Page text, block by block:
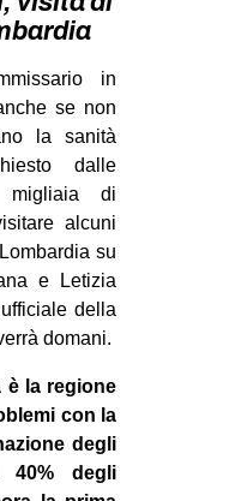
in
se non
la sanità
dalle
di
alcuni
su
e Letizia
della
domani.
è la regione
con la
degli
degli